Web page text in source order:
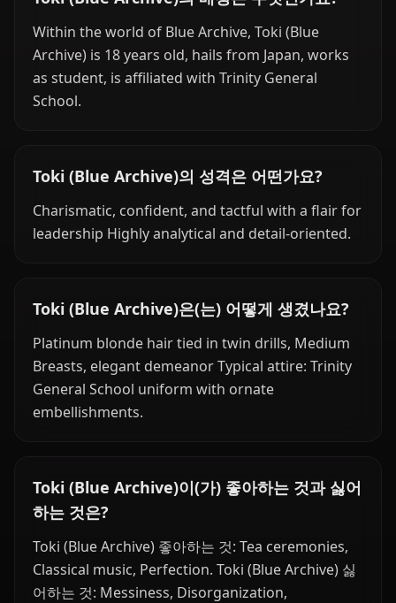
Within the world of Blue Archive, Toki (Blue
Archive) is 18 years old, hails from Japan, works
as student, is affiliated with Trinity General
School.
Toki (Blue Archive)의 성격은 어떤가요?
Charismatic, confident, and tactful with a flair for
leadership Highly analytical and detail-oriented.
Toki (Blue Archive)은(는) 어떻게 생겼나요?
Platinum blonde hair tied in twin drills, Medium
Breasts, elegant demeanor Typical attire: Trinity
General School uniform with ornate
embellishments.
Toki (Blue Archive)이(가) 좋아하는 것과 싫어
하는 것은?
Toki (Blue Archive) 좋아하는 것: Tea ceremonies,
Classical music, Perfection. Toki (Blue Archive) 싫
어하는 것: Messiness, Disorganization,